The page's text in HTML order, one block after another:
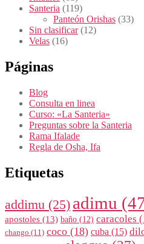
Santeria (119)
Panteón Orishas (33)
Sin clasificar(12)
Velas (16)
Páginas
Blog
Consulta en linea
Curso: «La Santeria»
Preguntas sobre la Santeria
Rama Ifalade
Regla de Osha, Ifa
Etiquetas
addimu (25) adimu
apostoles (13) baño (12) caracoles
chango (11) coco (18) cuba (15)